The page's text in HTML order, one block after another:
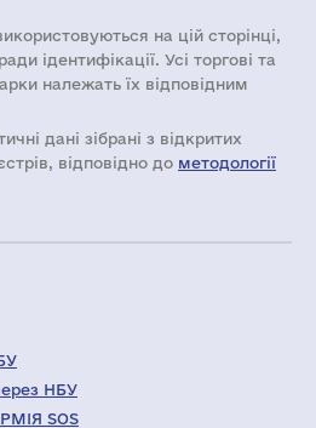
на цій сторінці,
ідентифікації. Усі торгові та
належать їх відповідним
дані зібрані з відкритих
відповідно до методології
НБУ
SOS